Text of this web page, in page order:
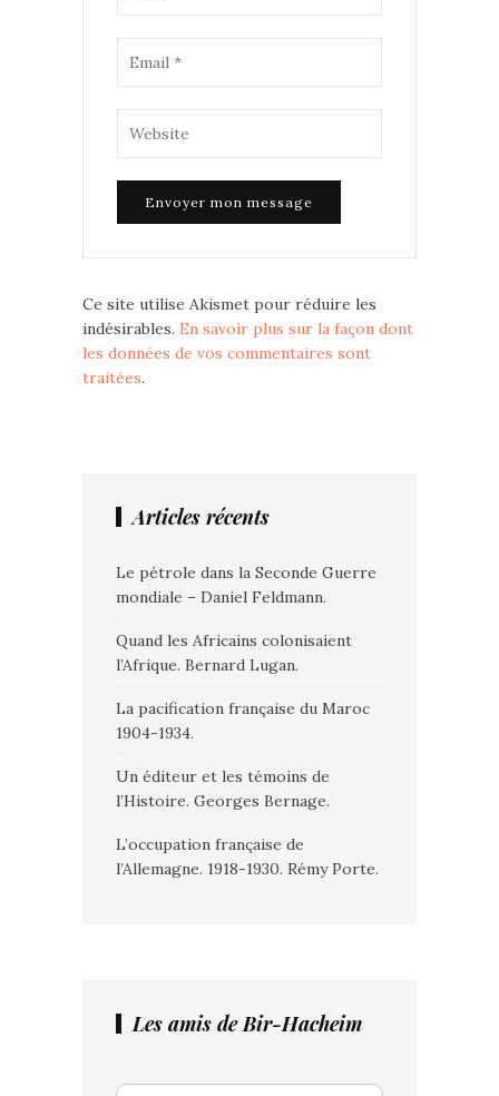
Ce site utilise Akismet pour réduire les
indésirables. En savoir plus sur la façon dont
les données de vos commentaires sont
traitées.
Articles récents
Le pétrole dans la Seconde Guerre
mondiale – Daniel Feldmann.
Quand les Africains colonisaient
l’Afrique. Bernard Lugan.
La pacification française du Maroc
1904-1934.
Un éditeur et les témoins de
l’Histoire. Georges Bernage.
L’occupation française de
l’Allemagne. 1918-1930. Rémy Porte.
Les amis de Bir-Hacheim